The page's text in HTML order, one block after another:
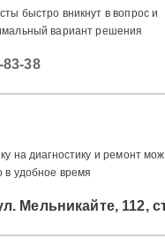
быстро вникнут в вопрос и
вариант решения
83-38
на диагностику и ремонт
в удобное время
Мельникайте, 112,